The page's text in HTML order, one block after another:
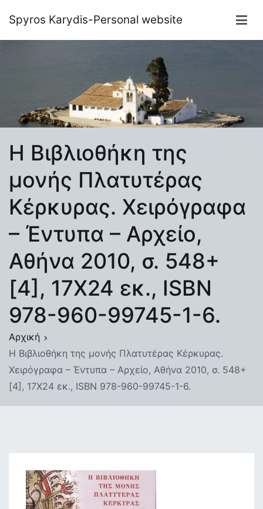
στοSpyros Karydis-Personal website
Η Βιβλιοθήκη της
μονής Πλατυτέρας
Κέρκυρας. Χειρόγραφα
– Έντυπα – Αρχείο,
Αθήνα 2010, σ. 548+
[4], 17Χ24 εκ., ISBN
978-960-99745-1-6.
Αρχική
Η Βιβλιοθήκη της μονής Πλατυτέρας Κέρκυρας.
Χειρόγραφα – Έντυπα – Αρχείο, Αθήνα 2010, σ. 548+
[4], 17Χ24 εκ., ISBN 978-960-99745-1-6.